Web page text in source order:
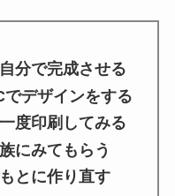
分で完成させる
デザインをする
度印刷してみる
にみてもらう
とに作り直す